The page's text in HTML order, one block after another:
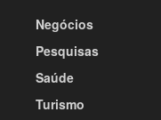
Negócios
Pesquisas
Saúde
Turismo